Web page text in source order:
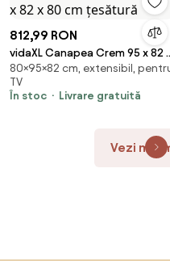
812,99 RON
vidaXL Canapea Crem 95 x 82
80 cm țesătură
80×95×82 cm, extensibil,
TV
În stoc
Livrare gratuită
Vezi mai